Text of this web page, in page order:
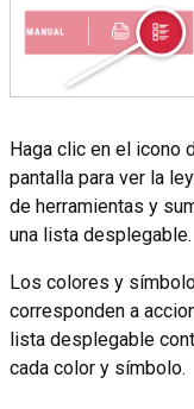
Haga clic en el icono
pantalla para ver la
de herramientas y
una lista desplegable.
Los colores y
corresponden a
lista desplegable
cada color y símbolo.